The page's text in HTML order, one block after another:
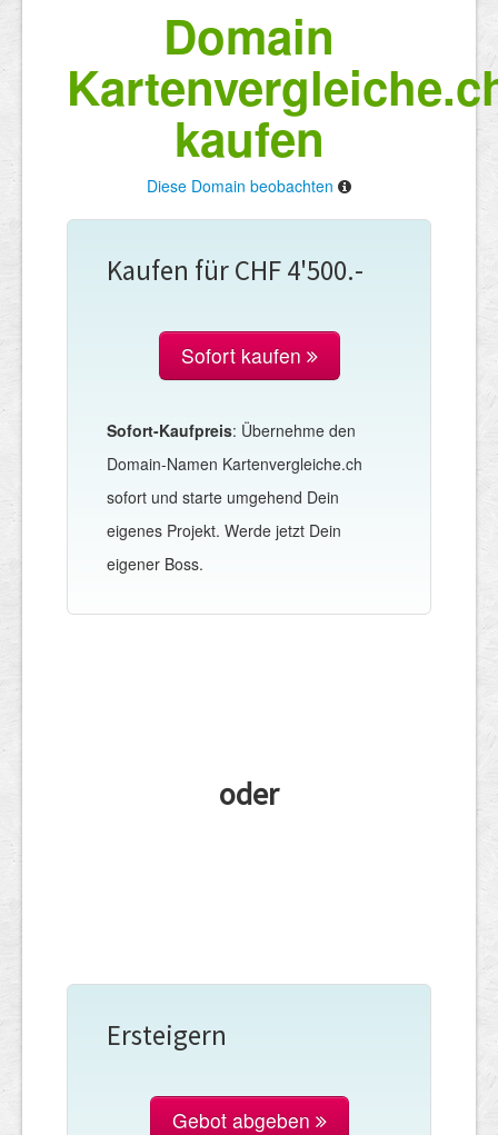
Domain
kaufen
Diese Domain beobachten
Kaufen für CHF 4'500.-
Sofort kaufen
Sofort-Kaufpreis: Übernehme den
Domain-Namen Kartenvergleiche.ch
sofort und starte umgehend Dein
eigenes Projekt. Werde jetzt Dein
eigener Boss.
oder
Ersteigern
Gebot abgeben